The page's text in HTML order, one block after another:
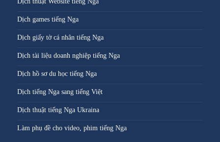
Dịch games tiếng Nga
Dịch giấy tờ cá nhân tiếng Nga
Dịch tài liệu doanh nghiệp tiếng Nga
Dịch hồ sơ du học tiếng Nga
Dịch tiếng Nga sang tiếng Việt
Dịch thuật tiếng Nga Ukraina
Làm phụ đề cho video, phim tiếng Nga